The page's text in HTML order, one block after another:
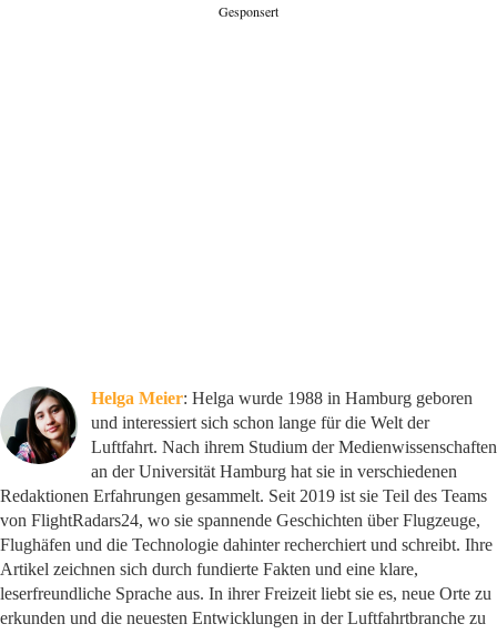
Gesponsert
Helga Meier: Helga wurde 1988 in Hamburg geboren
und interessiert sich schon lange für die Welt der
Luftfahrt. Nach ihrem Studium der Medienwissenschaften
an der Universität Hamburg hat sie in verschiedenen
Redaktionen Erfahrungen gesammelt. Seit 2019 ist sie Teil des Teams
von FlightRadars24, wo sie spannende Geschichten über Flugzeuge,
Flughäfen und die Technologie dahinter recherchiert und schreibt. Ihre
Artikel zeichnen sich durch fundierte Fakten und eine klare,
leserfreundliche Sprache aus. In ihrer Freizeit liebt sie es, neue Orte zu
erkunden und die neuesten Entwicklungen in der Luftfahrtbranche zu